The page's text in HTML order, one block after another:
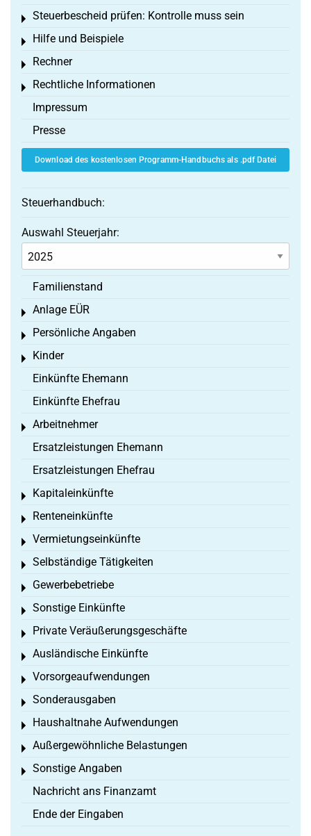
Steuerbescheid prüfen: Kontrolle muss sein
Toggle menu
Hilfe und Beispiele
Toggle menu
Rechner
Toggle menu
Rechtliche Informationen
Toggle menu
Impressum
Presse
Download des kostenlosen Programm-Handbuchs als .pdf Datei
Steuerhandbuch:
Auswahl Steuerjahr:
Familienstand
Anlage EÜR
Toggle menu
Persönliche Angaben
Toggle menu
Kinder
Toggle menu
Einkünfte Ehemann
Einkünfte Ehefrau
Arbeitnehmer
Toggle menu
Ersatzleistungen Ehemann
Ersatzleistungen Ehefrau
Kapitaleinkünfte
Toggle menu
Renteneinkünfte
Toggle menu
Vermietungseinkünfte
Toggle menu
Selbständige Tätigkeiten
Toggle menu
Gewerbebetriebe
Toggle menu
Sonstige Einkünfte
Toggle menu
Private Veräußerungsgeschäfte
Toggle menu
Ausländische Einkünfte
Toggle menu
Vorsorgeaufwendungen
Toggle menu
Sonderausgaben
Toggle menu
Haushaltnahe Aufwendungen
Toggle menu
Außergewöhnliche Belastungen
Toggle menu
Sonstige Angaben
Toggle menu
Nachricht ans Finanzamt
Ende der Eingaben